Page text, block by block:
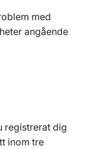
med
angående
registrerat dig
inom tre